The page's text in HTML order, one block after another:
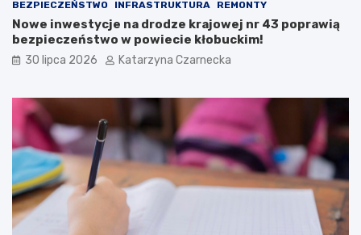
i
T
a
y
j
i
:
Ś
w
i
ę
z
ą
a
I
I
M
i
ę
d
z
y
BEZPIECZEŃSTWO INFRASTRUKTURA REMONTY
Nowe inwestycje na drodze krajowej nr 43 poprawią
bezpieczeństwo w powiecie kłobuckim!
30 lipca 2026 Katarzyna Czarnecka